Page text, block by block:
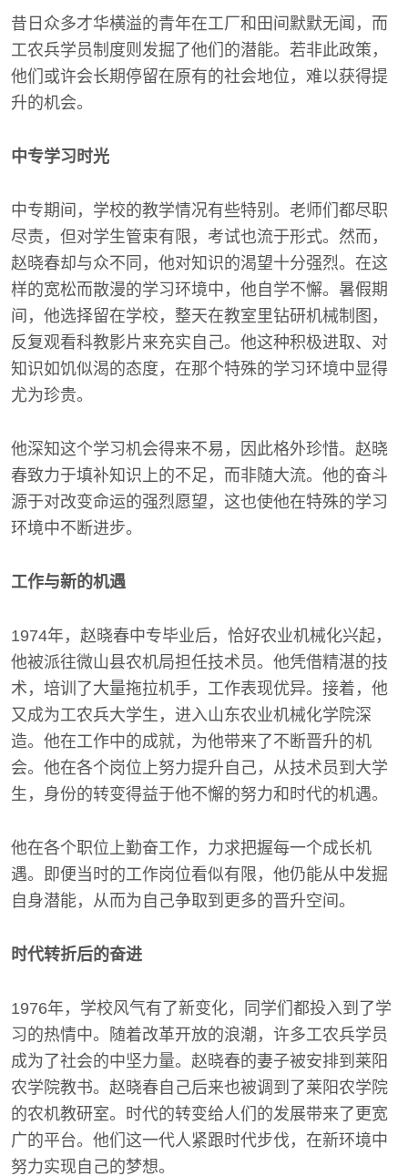
昔日众多才华横溢的青年在工厂和田间默默无闻，而
工农兵学员制度则发掘了他们的潜能。若非此政策，
他们或许会长期停留在原有的社会地位，难以获得提
升的机会。
中专学习时光
中专期间，学校的教学情况有些特别。老师们都尽职
尽责，但对学生管束有限，考试也流于形式。然而，
赵晓春却与众不同，他对知识的渴望十分强烈。在这
样的宽松而散漫的学习环境中，他自学不懈。暑假期
间，他选择留在学校，整天在教室里钻研机械制图，
反复观看科教影片来充实自己。他这种积极进取、对
知识如饥似渴的态度，在那个特殊的学习环境中显得
尤为珍贵。
他深知这个学习机会得来不易，因此格外珍惜。赵晓
春致力于填补知识上的不足，而非随大流。他的奋斗
源于对改变命运的强烈愿望，这也使他在特殊的学习
环境中不断进步。
工作与新的机遇
1974年，赵晓春中专毕业后，恰好农业机械化兴起，
他被派往微山县农机局担任技术员。他凭借精湛的技
术，培训了大量拖拉机手，工作表现优异。接着，他
又成为工农兵大学生，进入山东农业机械化学院深
造。他在工作中的成就，为他带来了不断晋升的机
会。他在各个岗位上努力提升自己，从技术员到大学
生，身份的转变得益于他不懈的努力和时代的机遇。
他在各个职位上勤奋工作，力求把握每一个成长机
遇。即便当时的工作岗位看似有限，他仍能从中发掘
自身潜能，从而为自己争取到更多的晋升空间。
时代转折后的奋进
1976年，学校风气有了新变化，同学们都投入到了学
习的热情中。随着改革开放的浪潮，许多工农兵学员
成为了社会的中坚力量。赵晓春的妻子被安排到莱阳
农学院教书。赵晓春自己后来也被调到了莱阳农学院
的农机教研室。时代的转变给人们的发展带来了更宽
广的平台。他们这一代人紧跟时代步伐，在新环境中
努力实现自己的梦想。